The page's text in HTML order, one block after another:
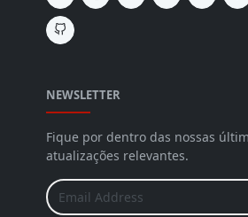
NEWSLETTER
Fique por dentro das nossas
atualizações relevantes.